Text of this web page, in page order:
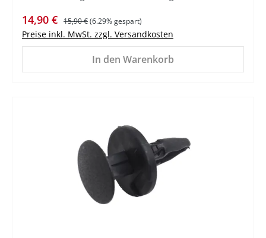
Verkaufspreis:
14,90 € Regulärer Preis:
15,90 €(6.29% gespart)
Preise inkl. MwSt. zzgl. Versandkosten
In den Warenkorb